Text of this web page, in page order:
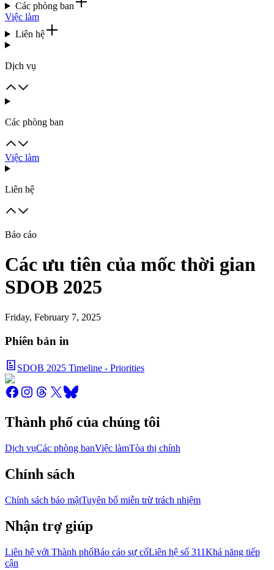
Các phòng ban
Việc làm
Liên hệ
Dịch vụ
Các phòng ban
Việc làm
Liên hệ
Báo cáo
Các ưu tiên của mốc thời gian
SDOB 2025
Friday, February 7, 2025
Phiên bản in
SDOB 2025 Timeline - Priorities
Thành phố của chúng tôi
Dịch vụCác phòng banViệc làmTòa thị chính
Chính sách
Chính sách bảo mậtTuyên bố miễn trừ trách nhiệm
Nhận trợ giúp
Liên hệ với Thành phốBáo cáo sự cốLiên hệ số 311Khả năng tiếp
cận